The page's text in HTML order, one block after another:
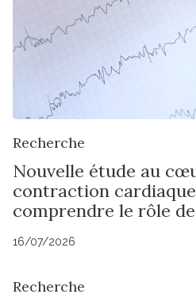
Recherche
Nouvelle étude au
contraction
comprendre le rôle
16/07/2026
Recherche